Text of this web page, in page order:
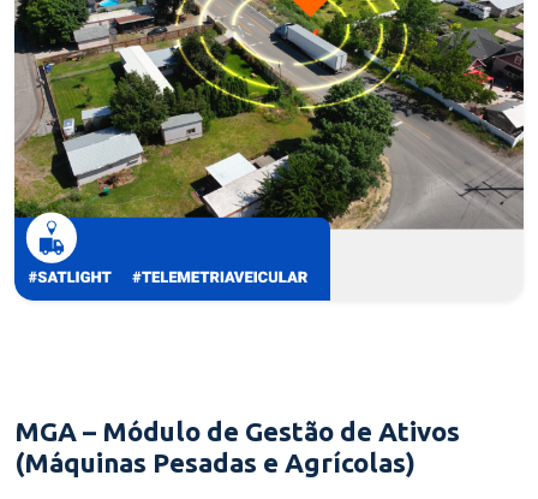
MGA – Módulo de Gestão de Ativos
(Máquinas Pesadas e Agrícolas)